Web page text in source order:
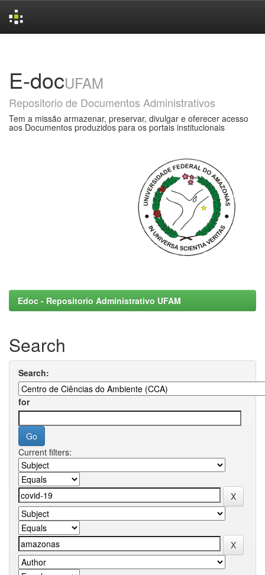
E-docUFAM
Repositorio de Documentos Administrativos
Tem a missão armazenar, preservar, divulgar e oferecer acesso
aos Documentos produzidos para os portais institucionais
Edoc - Repositorio Administrativo UFAM
Search
Search:
for
Current filters: